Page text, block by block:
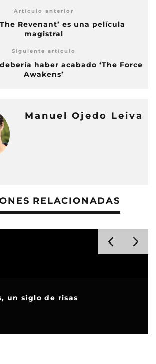
Artículo anterior
Revenant’ es una película
magistral
Siguiente artículo
haber acabado ‘The Force
Awakens’
Manuel Ojedo Leiva
RELACIONADAS
un siglo de risas